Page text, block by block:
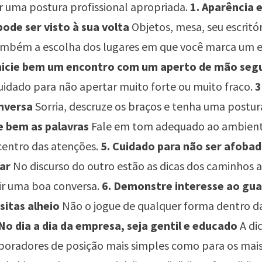
uma postura profissional apropriada. 1. Aparência
ser visto à sua volta Objetos, mesa, seu
a escolha dos lugares em que você marca um
bem um encontro com um aperto de mão
para não apertar muito forte ou muito fraco.
Sorria, descruze os braços e tenha uma
bem as palavras Fale em tom adequado ao
das atenções. 5. Cuidado para não ser
No discurso do outro estão as dicas dos caminhos
uma boa conversa. 6. Demonstre interesse ao
alheio Não o jogue de qualquer forma dentro
dia a dia da empresa, seja gentil e educado A
de posição mais simples como para os